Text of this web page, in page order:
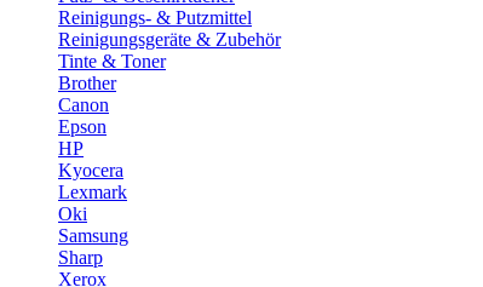
Reinigungs- & Putzmittel
Reinigungsgeräte & Zubehör
Tinte & Toner
Brother
Canon
Epson
HP
Kyocera
Lexmark
Oki
Samsung
Sharp
Xerox